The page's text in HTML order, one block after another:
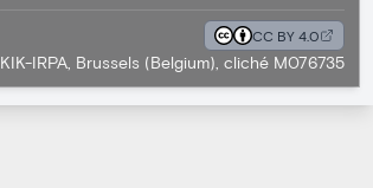
CC BY 4.0
KIK-IRPA, Brussels (Belgium), cliché M076735